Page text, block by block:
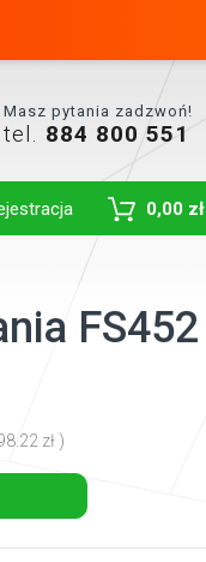
Masz pytania zadzwoń!
tel. 884 800 551
0,00 zł
FS452
zł )